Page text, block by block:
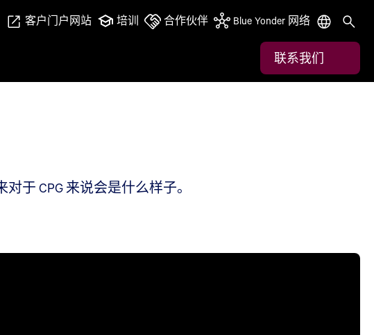
客户门户网站 培训 合作伙伴 Blue Yonder 网络
联系我们
于 CPG 来说会是什么样子。